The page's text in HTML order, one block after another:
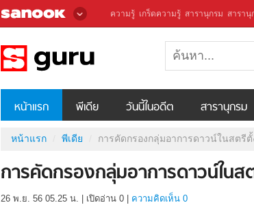
ความรู้ เกร็ดความรู้ สารานุกรม สารานุ
หน้าแรก พีเดีย วันนี้ในอดีต สารานุกรม
หน้าแรก พีเดีย การคัดกรองกลุ่มอาการดาวน์ในสตรี
การคัดกรองกลุ่มอาการดาวน์ใน
26 พ.ย. 56 05.25 น. เปิดอ่าน 0 ความคิดเห็น 0